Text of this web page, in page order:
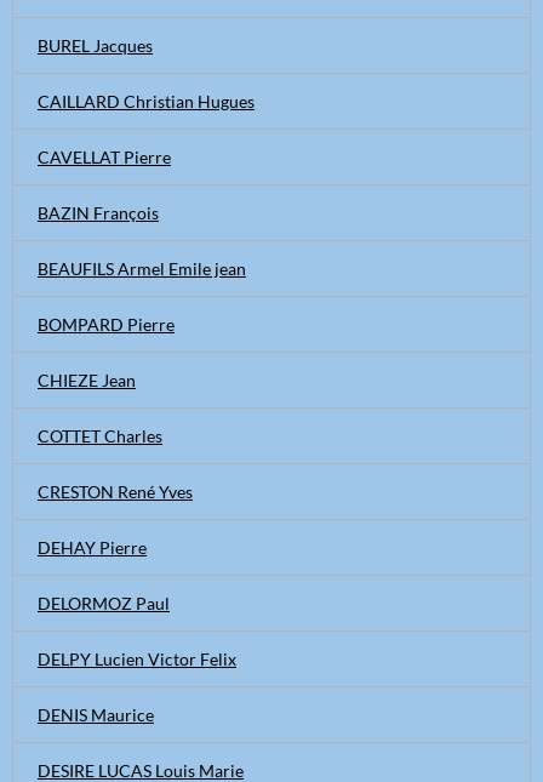
BUREL Jacques
CAILLARD Christian Hugues
CAVELLAT Pierre
BAZIN François
BEAUFILS Armel Emile jean
BOMPARD Pierre
CHIEZE Jean
COTTET Charles
CRESTON René Yves
DEHAY Pierre
DELORMOZ Paul
DELPY Lucien Victor Felix
DENIS Maurice
DESIRE LUCAS Louis Marie